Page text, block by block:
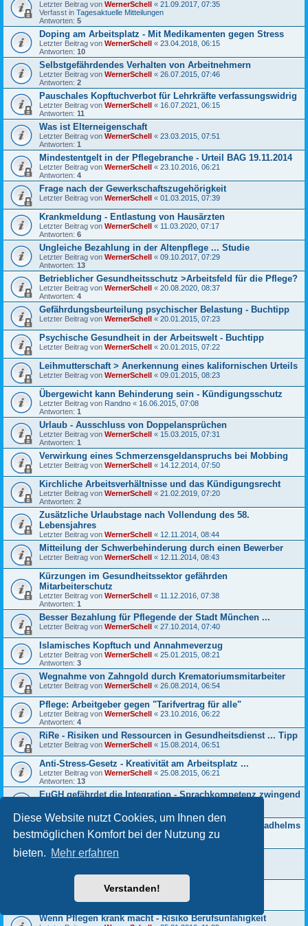
Diese Website nutzt Cookies, um Ihnen den
bestmöglichen Komfort bei der Nutzung zu
bieten. Mehr erfahren
Verstanden!
Letzter Beitrag von WernerSchell « 21.09.2017, 07:35
Verfasst in Tagesaktuelle Mitteilungen
Antworten: 5
Doping am Arbeitsplatz - Mit Medikamenten gegen Stress
Letzter Beitrag von WernerSchell « 23.04.2018, 06:15
Antworten: 10
Selbstgefährdendes Verhalten von Arbeitnehmern
Letzter Beitrag von WernerSchell « 26.07.2015, 07:46
Antworten: 2
Pauschales Kopftuchverbot für Lehrkräfte verfassungswidrig
Letzter Beitrag von WernerSchell « 16.07.2021, 06:15
Antworten: 11
Was ist Elterneigenschaft
Letzter Beitrag von WernerSchell « 23.03.2015, 07:51
Antworten: 1
Mindestentgelt in der Pflegebranche - Urteil BAG 19.11.2014
Letzter Beitrag von WernerSchell « 23.10.2016, 06:21
Antworten: 4
Frage nach der Gewerkschaftszugehörigkeit
Letzter Beitrag von WernerSchell « 01.03.2015, 07:39
Krankmeldung - Entlastung von Hausärzten
Letzter Beitrag von WernerSchell « 11.03.2020, 07:17
Antworten: 6
Ungleiche Bezahlung in der Altenpflege ... Studie
Letzter Beitrag von WernerSchell « 09.10.2017, 07:29
Antworten: 13
Betrieblicher Gesundheitsschutz >Arbeitsfeld für die Pflege?
Letzter Beitrag von WernerSchell « 20.08.2020, 08:37
Antworten: 4
Gefährdungsbeurteilung psychischer Belastung - Buchtipp
Letzter Beitrag von WernerSchell « 20.01.2015, 07:23
Psychische Gesundheit in der Arbeitswelt - Buchtipp
Letzter Beitrag von WernerSchell « 20.01.2015, 07:22
Leihmutterschaft > Anerkennung eines kalifornischen Urteils
Letzter Beitrag von WernerSchell « 09.01.2015, 08:23
Übergewicht kann Behinderung sein - Kündigungsschutz
Letzter Beitrag von Randno « 16.06.2015, 07:08
Antworten: 1
Urlaub - Ausschluss von Doppelansprüchen
Letzter Beitrag von WernerSchell « 15.03.2015, 07:31
Antworten: 1
Verwirkung eines Schmerzensgeldanspruchs bei Mobbing
Letzter Beitrag von WernerSchell « 14.12.2014, 07:50
Kirchliche Arbeitsverhältnisse und das Kündigungsrecht
Letzter Beitrag von WernerSchell « 21.02.2019, 07:20
Antworten: 2
Zusätzliche Urlaubstage nach Vollendung des 58.
Lebensjahres
Letzter Beitrag von WernerSchell « 12.11.2014, 08:44
Mitteilung der Schwerbehinderung durch einen Bewerber
Letzter Beitrag von WernerSchell « 12.11.2014, 08:43
Kürzungen im Gesundheitssektor gefährden
Mitarbeiterschutz
Letzter Beitrag von WernerSchell « 11.12.2016, 07:38
Antworten: 1
Besser Bezahlung für Pflegende der Stadt München ...
Letzter Beitrag von WernerSchell « 27.10.2014, 07:40
Islamisches Kopftuch und Annahmeverzug
Letzter Beitrag von WernerSchell « 25.01.2015, 08:21
Antworten: 3
Wegnahme von Zahngold durch Krematoriumsmitarbeiter
Letzter Beitrag von WernerSchell « 26.08.2014, 06:54
Pflege: Arbeitgeber gegen "Tarifvertrag für alle"
Letzter Beitrag von WernerSchell « 23.10.2016, 06:22
Antworten: 4
RiRe - Risiken und Ressourcen in Gesundheitsdienst ... Tipp
Letzter Beitrag von WernerSchell « 15.08.2014, 06:51
Anti-Stress-Gesetz - Kreativität am Arbeitsplatz ...
Letzter Beitrag von WernerSchell « 25.08.2015, 06:21
Antworten: 13
EuGH gefährdet die Integration - Sprachkompetenz zwingend
Antworten:
Kein Mitverschulden wegen Nichttragens eines Fahrradhelms
Letzter Beitrag vonWernerSchell«22.07.2019, 06:16
Urlaubsanspruch nach unbezahltem Sonderurlaub
Antworten:1
Immer mehr Pflegekräfte greifen zu Suchtmitteln
Wenn Pflegen krank macht - Risiko Berufsunfähigkeit